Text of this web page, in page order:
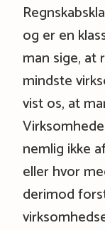
og er en
man sige, at
mindste
vist os, at
nemlig ikke
eller hvor
derimod